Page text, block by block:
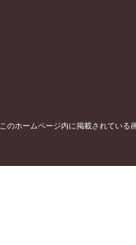
このホームページ内に掲載されている